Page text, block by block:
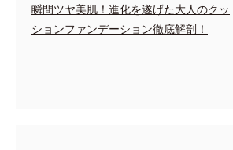
瞬間ツヤ美肌！進化を遂げた大人のクッ
ションファンデーション徹底解剖！